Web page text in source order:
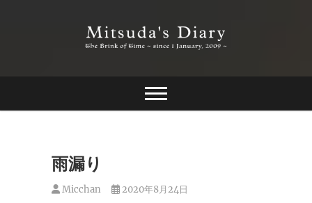
Mitsuda's Diary
雨漏り
Micchan 2020年8月24日